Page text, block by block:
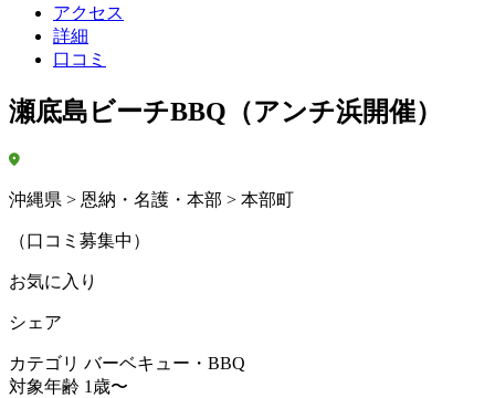
アクセス
詳細
口コミ
瀬底島ビーチBBQ（アンチ浜開催）
沖縄県 > 恩納・名護・本部 > 本部町
（口コミ募集中）
お気に入り
シェア
カテゴリ バーベキュー・BBQ
対象年齢 1歳〜